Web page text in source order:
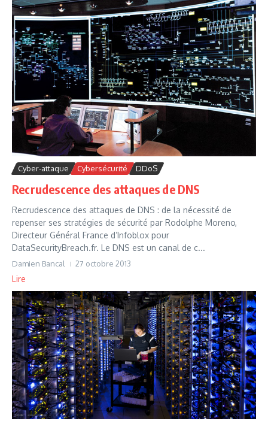
Cyber-attaque Cybersécurité DDoS
Recrudescence des attaques de DNS
Recrudescence des attaques de DNS : de la nécessité de
repenser ses stratégies de sécurité par Rodolphe Moreno,
Directeur Général France d’Infoblox pour
DataSecurityBreach.fr. Le DNS est un canal de c...
Damien Bancal 27 octobre 2013
Lire